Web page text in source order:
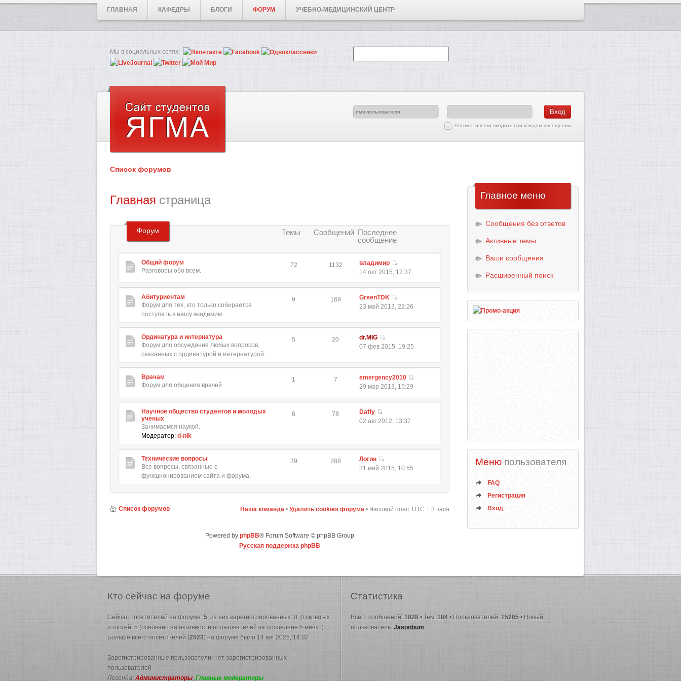
ГЛАВНАЯ КАФЕДРЫ БЛОГИ ФОРУМ УЧЕБНО-МЕДИЦИНСКИЙ ЦЕНТР
Мы в социальных сетях:
Автоматически входить при каждом посещении
Список форумов
Главная страница
Форум Темы Сообщений Последнее
сообщение
Общий форум
Разговоры обо всем.
72 1132
владимир
14 окт 2015, 12:37
Абитуриентам
Форум для тех, кто только собирается
поступать в нашу академию.
9 169
GreenTDK
23 май 2013, 22:26
Ординатура и интернатура
Форум для обсуждения любых вопросов,
связанных с ординатурой и интернатурой.
5 20
dr.MIG
07 фев 2015, 19:25
Врачам
Форум для общения врачей.
1 7
emergency2010
29 мар 2013, 15:29
Научное общество студентов и молодых
ученых
Занимаемся наукой.
Модератор: d-nik
6 78
Daffy
02 авг 2012, 13:37
Технические вопросы
Все вопросы, связанные с
функционированием сайта и форума.
39 288
Логин
31 май 2015, 10:55
Список форумов Наша команда • Удалить cookies форума • Часовой пояс: UTC + 3 часа
Powered by phpBB® Forum Software © phpBB Group
Русская поддержка phpBB
Главное меню
Сообщения без ответов
Активные темы
Ваши сообщения
Расширенный поиск
Меню пользователя
FAQ
Регистрация
Вход
Кто сейчас на форуме
Сейчас посетителей на форуме: 5 , из них зарегистрированных: 0, 0 скрытых
и гостей: 5 (основано на активности пользователей за последние 5 минут)
Больше всего посетителей (2523) на форуме было 14 авг 2025, 14:32
Зарегистрированные пользователи: нет зарегистрированных
пользователей
Легенда: Администраторы Главные модераторы
Статистика
Всего сообщений: 1828 • Тем: 184 • Пользователей: 15205 • Новый
пользователь: Jasonbum